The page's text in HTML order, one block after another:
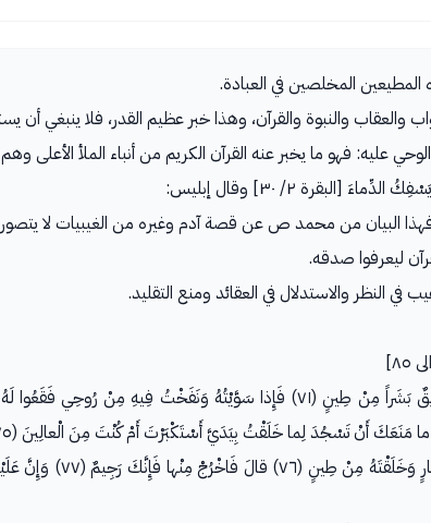
المطيعين المخلصين في العبادة.
والعقاب والنبوة والقرآن، وهذا خبر عظيم القدر، فلا ينبغي
عليه: فهو ما يخبر عنه القرآن الكريم من أنباء الملأ الأعلى
٢/ ٣٠] وقال إبليس:
ليعرفوا صدقه.
في النظر والاستدلال في العقائد ومنع التقليد.